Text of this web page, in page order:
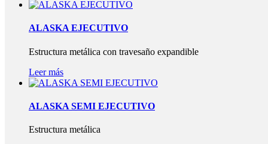
ALASKA EJECUTIVO
Estructura metálica con travesaño expandible
Leer más
ALASKA SEMI EJECUTIVO
Estructura metálica